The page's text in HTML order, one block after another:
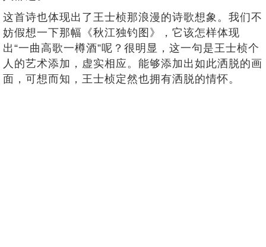
这首诗也体现出了王士桢那浪漫的诗歌想象。我们不
妨假想一下那幅《秋江独钓图》，它该怎样体现
出“一曲高歌一樽酒”呢？很明显，这一句是王士桢个
人的艺术添加，虚实相应。能够添加出如此洒脱的画
面，可想而知，王士桢定然也拥有洒脱的情怀。